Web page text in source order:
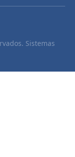
Sistemas